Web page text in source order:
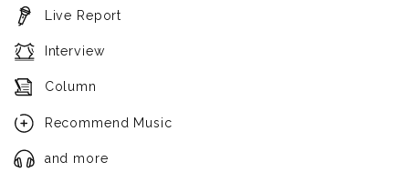
Live Report
Interview
Column
Recommend Music
and more